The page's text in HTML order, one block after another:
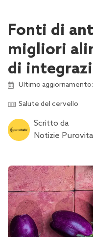
Fonti di
migliori
di
Ultimo
Salute del cervello
Scritto da
Notizie